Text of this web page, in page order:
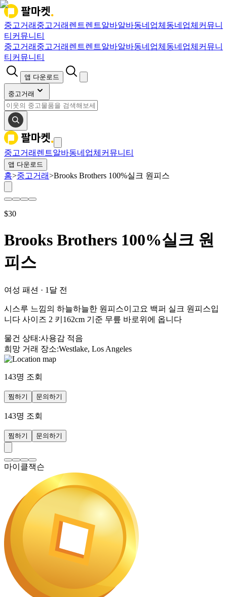
중고거래 중고거래 렌트렌트알바알바동네업체 동네업체 커뮤니
티 커뮤니티
중고거래 중고거래 렌트렌트알바알바동네업체 동네업체 커뮤니
티 커뮤니티
앱 다운로드
중고거래
중고거래 렌트알바동네업체 커뮤니티
앱 다운로드
홈>중고거래>Brooks Brothers 100%실크 원피스
$30
Brooks Brothers 100%실크 원
피스
여성 패션 · 1달 전
시스루 느낌의 하늘하늘한 원피스이고요 백퍼 실크 원피스입
니다 사이즈 2 키162cm 기준 무릎 바로위에 옵니다
물건 상태 :사용감 적음
희망 거래 장소:Westlake, Los Angeles
143명 조회
찜하기 문의하기
143명 조회
찜하기 문의하기
마이클잭슨